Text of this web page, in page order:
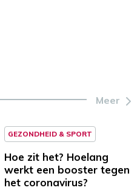
Meer
GEZONDHEID & SPORT
Hoe zit het? Hoelang
werkt een booster tegen
het coronavirus?